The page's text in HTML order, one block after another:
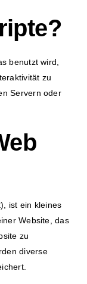
benutzt wird,
zu
Servern oder
ist ein kleines
Website, das
zu
diverse